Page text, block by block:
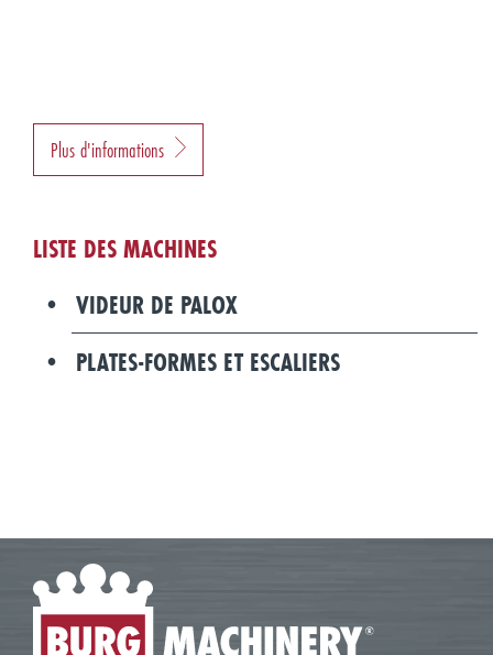
Plus d'informations
LISTE DES MACHINES
VIDEUR DE PALOX
PLATES-FORMES ET ESCALIERS